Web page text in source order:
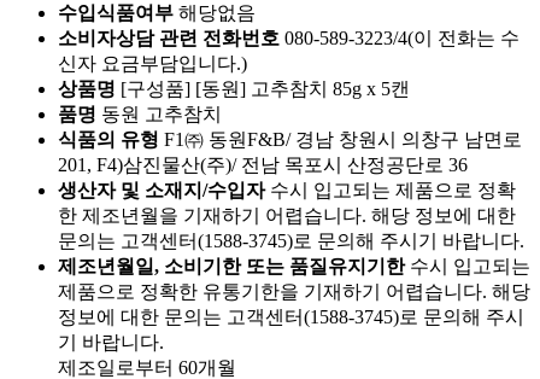
수입식품여부 해당없음
소비자상담 관련 전화번호 080-589-3223/4(이 전화는 수
신자 요금부담입니다.)
상품명 [구성품] [동원] 고추참치 85g x 5캔
품명 동원 고추참치
식품의 유형 F1㈜ 동원F&B/ 경남 창원시 의창구 남면로
201, F4)삼진물산(주)/ 전남 목포시 산정공단로 36
생산자 및 소재지/수입자 수시 입고되는 제품으로 정확
한 제조년월을 기재하기 어렵습니다. 해당 정보에 대한
문의는 고객센터(1588-3745)로 문의해 주시기 바랍니다.
제조년월일, 소비기한 또는 품질유지기한 수시 입고되는
제품으로 정확한 유통기한을 기재하기 어렵습니다. 해당
정보에 대한 문의는 고객센터(1588-3745)로 문의해 주시
기 바랍니다.
제조일로부터 60개월